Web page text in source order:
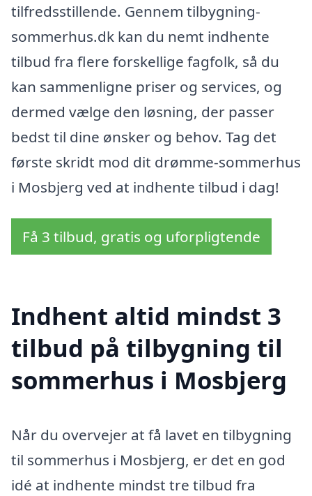
tilfredsstillende. Gennem tilbygning-
sommerhus.dk kan du nemt indhente
tilbud fra flere forskellige fagfolk, så du
kan sammenligne priser og services, og
dermed vælge den løsning, der passer
bedst til dine ønsker og behov. Tag det
første skridt mod dit drømme-sommerhus
i Mosbjerg ved at indhente tilbud i dag!
Få 3 tilbud, gratis og uforpligtende
Indhent altid mindst 3
tilbud på tilbygning til
sommerhus i Mosbjerg
Når du overvejer at få lavet en tilbygning
til sommerhus i Mosbjerg, er det en god
idé at indhente mindst tre tilbud fra